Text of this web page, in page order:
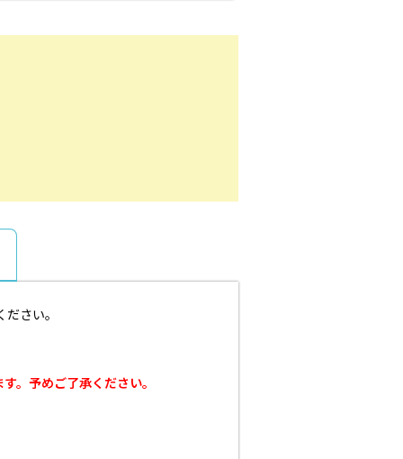
さい。
。予めご了承ください。